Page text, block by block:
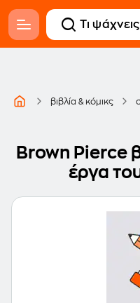
βιβλία & κόμικς
Brown Pierce
έργα